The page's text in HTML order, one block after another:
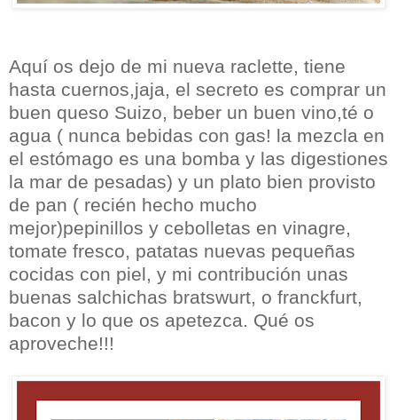
Aquí os dejo de mi nueva raclette, tiene
hasta cuernos,jaja, el secreto es comprar un
buen queso Suizo, beber un buen vino,té o
agua ( nunca bebidas con gas! la mezcla en
el estómago es una bomba y las digestiones
la mar de pesadas) y un plato bien provisto
de pan ( recién hecho mucho
mejor)pepinillos y cebolletas en vinagre,
tomate fresco, patatas nuevas pequeñas
cocidas con piel, y mi contribución unas
buenas salchichas bratswurt, o franckfurt,
bacon y lo que os apetezca. Qué os
aproveche!!!